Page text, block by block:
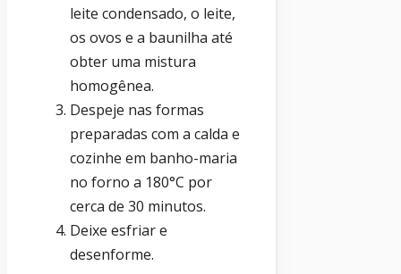
leite condensado, o leite,
os ovos e a baunilha até
obter uma mistura
homogênea.
Despeje nas formas
preparadas com a calda e
cozinhe em banho-maria
no forno a 180°C por
cerca de 30 minutos.
Deixe esfriar e
desenforme.